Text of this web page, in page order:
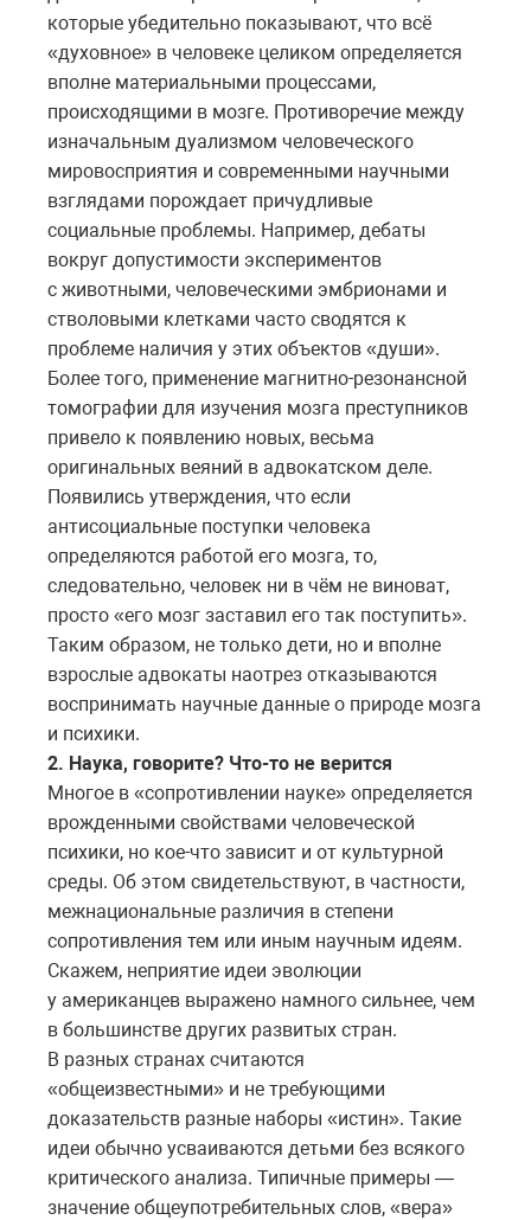
которые убедительно показывают, что всё
«духовное» в человеке целиком определяется
вполне материальными процессами,
происходящими в мозге. Противоречие между
изначальным дуализмом человеческого
мировосприятия и современными научными
взглядами порождает причудливые
социальные проблемы. Например, дебаты
вокруг допустимости экспериментов
с животными, человеческими эмбрионами и
стволовыми клетками часто сводятся к
проблеме наличия у этих объектов «души».
Более того, применение магнитно-резонансной
томографии для изучения мозга преступников
привело к появлению новых, весьма
оригинальных веяний в адвокатском деле.
Появились утверждения, что если
антисоциальные поступки человека
определяются работой его мозга, то,
следовательно, человек ни в чём не виноват,
просто «его мозг заставил его так поступить».
Таким образом, не только дети, но и вполне
взрослые адвокаты наотрез отказываются
воспринимать научные данные о природе мозга
и психики.
2. Наука, говорите? Что-то не верится
Многое в «сопротивлении науке» определяется
врожденными свойствами человеческой
психики, но кое-что зависит и от культурной
среды. Об этом свидетельствуют, в частности,
межнациональные различия в степени
сопротивления тем или иным научным идеям.
Скажем, неприятие идеи эволюции
у американцев выражено намного сильнее, чем
в большинстве других развитых стран.
В разных странах считаются
«общеизвестными» и не требующими
доказательств разные наборы «истин». Такие
идеи обычно усваиваются детьми без всякого
критического анализа. Типичные примеры —
значение общеупотребительных слов, «вера»